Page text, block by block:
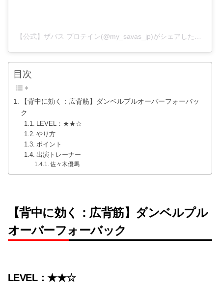
目次
【背中に効く：広背筋】ダンベルプルオーバーフォーバッ
ク
LEVEL：★★☆
やり方
ポイント
出演トレーナー
佐々木優馬
【背中に効く：広背筋】ダンベルプル
オーバーフォーバック
LEVEL：★★☆